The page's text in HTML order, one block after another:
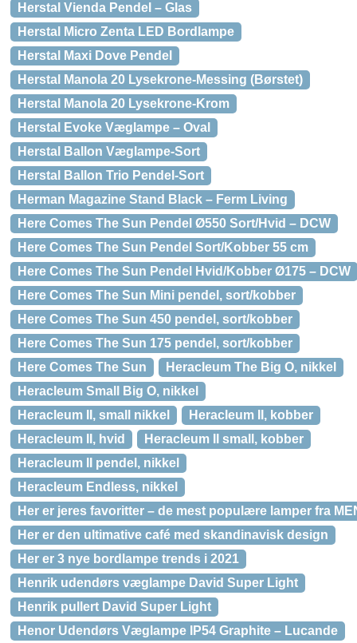
Herstal Vienda Pendel – Glas
Herstal Micro Zenta LED Bordlampe
Herstal Maxi Dove Pendel
Herstal Manola 20 Lysekrone-Messing (Børstet)
Herstal Manola 20 Lysekrone-Krom
Herstal Evoke Væglampe – Oval
Herstal Ballon Væglampe-Sort
Herstal Ballon Trio Pendel-Sort
Herman Magazine Stand Black – Ferm Living
Here Comes The Sun Pendel Ø550 Sort/Hvid – DCW
Here Comes The Sun Pendel Sort/Kobber 55 cm
Here Comes The Sun Pendel Hvid/Kobber Ø175 – DCW
Here Comes The Sun Mini pendel, sort/kobber
Here Comes The Sun 450 pendel, sort/kobber
Here Comes The Sun 175 pendel, sort/kobber
Here Comes The Sun
Heracleum The Big O, nikkel
Heracleum Small Big O, nikkel
Heracleum II, small nikkel
Heracleum II, kobber
Heracleum II, hvid
Heracleum II small, kobber
Heracleum II pendel, nikkel
Heracleum Endless, nikkel
Her er jeres favoritter – de mest populære lamper fra
Her er den ultimative café med skandinavisk design
Her er 3 nye bordlampe trends i 2021
Henrik udendørs væglampe David Super Light
Henrik pullert David Super Light
Henor Udendørs Væglampe IP54 Graphite – Lucande